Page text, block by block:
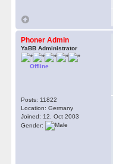
Phoner Admin
YaBB Administrator
Offline
Posts: 11822
Location: Germany
Joined: 12. Oct 2003
Gender: